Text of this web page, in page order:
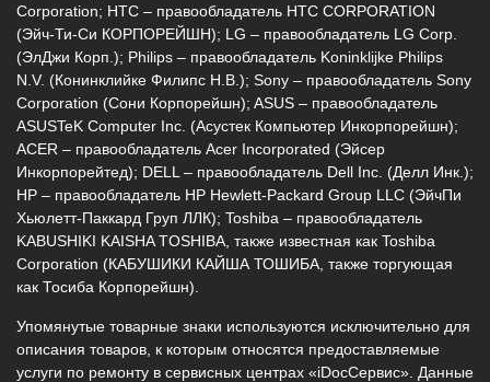
Corporation; HTC – правообладатель HTC CORPORATION
(Эйч-Ти-Си КОРПОРЕЙШН); LG – правообладатель LG Corp.
(ЭлДжи Корп.); Philips – правообладатель Koninklijke Philips
N.V. (Конинклийке Филипс Н.В.); Sony – правообладатель Sony
Corporation (Сони Корпорейшн); ASUS – правообладатель
ASUSTeK Computer Inc. (Асустек Компьютер Инкорпорейшн);
ACER – правообладатель Acer Incorporated (Эйсер
Инкорпорейтед); DELL – правообладатель Dell Inc. (Делл Инк.);
HP – правообладатель HP Hewlett-Packard Group LLC (ЭйчПи
Хьюлетт-Паккард Груп ЛЛК); Toshiba – правообладатель
KABUSHIKI KAISHA TOSHIBA, также известная как Toshiba
Corporation (КАБУШИКИ КАЙША ТОШИБА, также торгующая
как Тосиба Корпорейшн).
Упомянутые товарные знаки используются исключительно для
описания товаров, к которым относятся предоставляемые
услуги по ремонту в сервисных центрах «iDocСервис». Данные